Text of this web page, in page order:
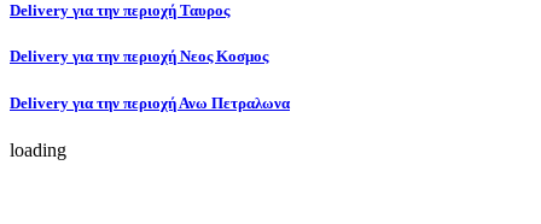
Delivery για την περιοχή Ταυρος
Delivery για την περιοχή Νεος Κοσμος
Delivery για την περιοχή Ανω Πετραλωνα
loading